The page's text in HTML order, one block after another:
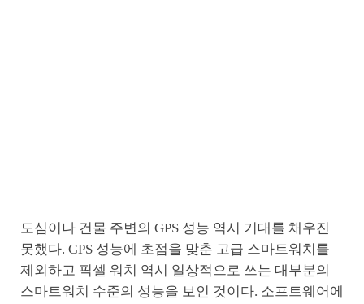
도심이나 건물 주변의 GPS 성능 역시 기대를 채우진
못했다. GPS 성능에 초점을 맞춘 고급 스마트워치를
제외하고 픽셀 워치 역시 일상적으로 쓰는 대부분의
스마트워치 수준의 성능을 보인 것이다. 소프트웨어에